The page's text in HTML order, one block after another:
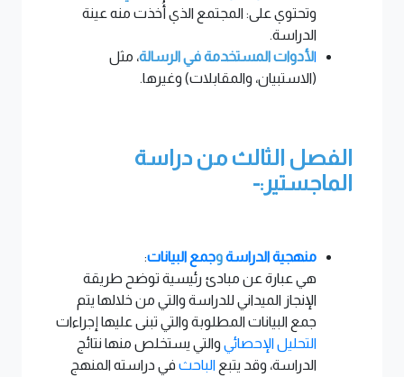
وتحتوي على: المجتمع الذي أُخذت منه عينة
الدراسة.
الأدوات المستخدمةفي الرسالة، مثل
(الاستبيان، والمقابلات) وغيرها.
الفصل الثالث من دراسة
الماجستير:-
منهجية الدراسةوجمع البيانات:
هي عبارة عن مبادئ رئيسية توضح طريقة
الإنجاز الميداني للدراسة والتي من خلالها يتم
جمع البيانات المطلوبة والتي تبنى عليها إجراءات
التحليل الإحصائي والتي يستخلص منها نتائج
الدراسة، وقد يتبع الباحث في دراسته المنهج